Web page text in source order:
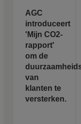
AGC
introduceert
'Mijn CO2-
rapport'
om de
van
klanten te
versterken.